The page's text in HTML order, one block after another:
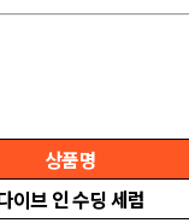
상품명
이브 인 수딩 세럼